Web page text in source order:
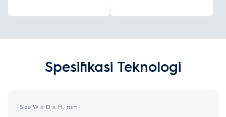
Spesifikasi Teknologi
Size W x D x H, mm